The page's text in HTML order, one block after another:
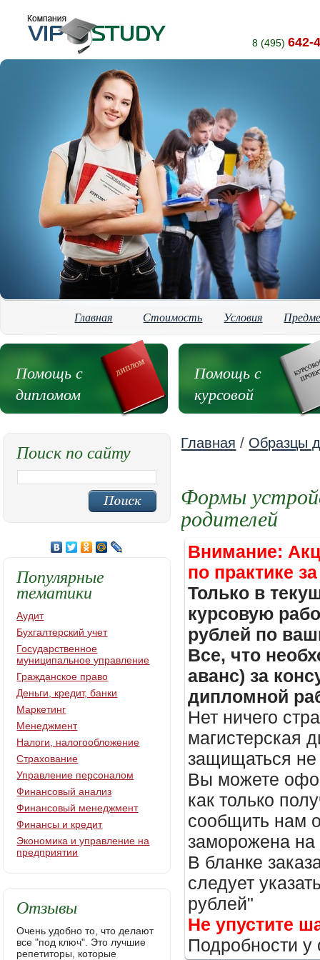
8 (495) 642-
Главная Стоимость Условия
Помощь с
дипломом
Помощь с
курсовой
Главная / Образцы
Формы
родителей
Внимание:
по практике
Только в
курсовую
рублей по
Все, что
аванс) за
дипломной
Нет ничего
магистерская
защищаться не
Вы можете
как только
сообщить нам
заморожена
В бланке
следует
рублей"
Не упустите
Подробности
Поиск по сайту
Популярные
тематики
Аудит
Бухгалтерский учет
Государственное
муниципальное управление
Гражданское право
Деньги, кредит, банки
Маркетинг
Менеджмент
Налоги, налогообложение
Страхование
Управление персоналом
Финансовый анализ
Финансовый менеджмент
Финансы и кредит
Экономика и управление на
предприятии
Отзывы
Очень удобно то, что делают
все "под ключ". Это лучшие
репетиторы, которые